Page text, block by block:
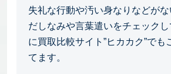
失礼な行動や汚い身なりなどが
だしなみや言葉遣いをチェック
に買取比較サイト”ヒカカク”でも
てます。